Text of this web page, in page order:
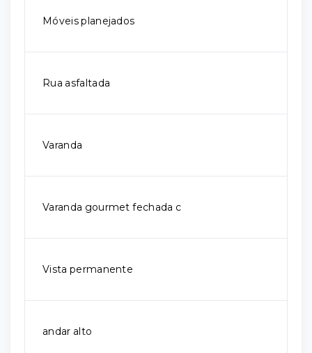
Móveis planejados
Rua asfaltada
Varanda
Varanda gourmet fechada c
Vista permanente
andar alto